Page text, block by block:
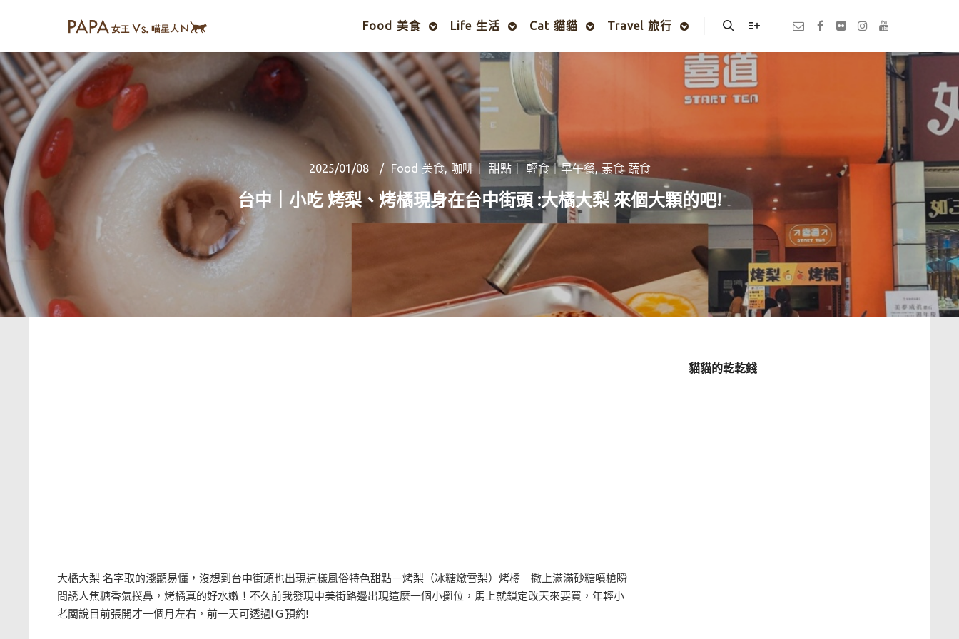
Food 美食 Life 生活 Cat 貓貓 Travel 旅行
2025/01/08 Food 美食, 咖啡｜ 甜點｜ 輕食｜早午餐, 素食 蔬食
台中｜小吃 烤梨、烤橘現身在台中街頭 :大橘大梨 來個大顆的吧!
大橘大梨 名字取的淺顯易懂，沒想到台中街頭也出現這樣風俗特色甜點－烤梨（冰糖燉雪梨）烤橘 撒上滿滿砂糖噴槍瞬
間誘人焦糖香氣撲鼻，烤橘真的好水嫩！不久前我發現中美街路邊出現這麼一個小攤位，馬上就鎖定改天來要買，年輕小
老闆說目前張開才一個月左右，前一天可透過lＧ預約!
貓貓的乾乾錢